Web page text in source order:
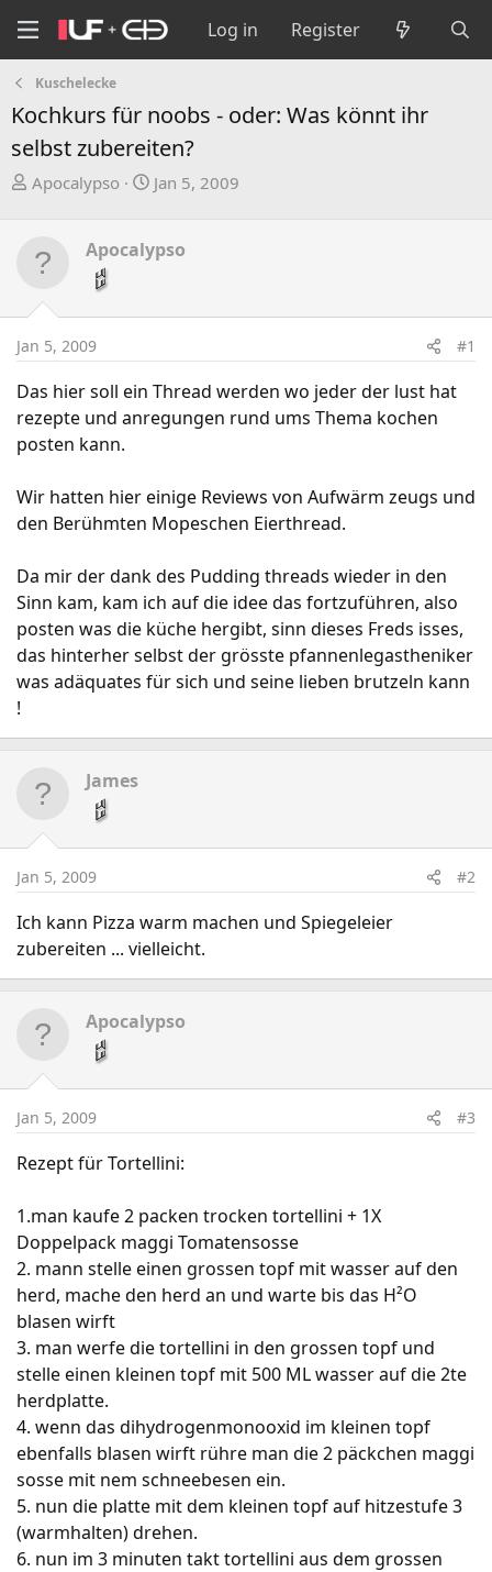
Log in Register
Kuschelecke
Kochkurs für noobs - oder: Was könnt ihr
selbst zubereiten?
T
e
d
t
r
t
e
Apocalypso
S
r
Jan 5, 2009
Apocalypso
Jan 5, 2009 #1
Das hier soll ein Thread werden wo jeder der lust hat
rezepte und anregungen rund ums Thema kochen
posten kann.
Wir hatten hier einige Reviews von Aufwärm zeugs und
den Berühmten Mopeschen Eierthread.
Da mir der dank des Pudding threads wieder in den
Sinn kam, kam ich auf die idee das fortzuführen, also
posten was die küche hergibt, sinn dieses Freds isses,
das hinterher selbst der grösste pfannenlegastheniker
was adäquates für sich und seine lieben brutzeln kann
!
James
Jan 5, 2009 #2
Ich kann Pizza warm machen und Spiegeleier
zubereiten ... vielleicht.
Apocalypso
Jan 5, 2009 #3
Rezept für Tortellini:
1.man kaufe 2 packen trocken tortellini + 1X
Doppelpack maggi Tomatensosse
2. mann stelle einen grossen topf mit wasser auf den
herd, mache den herd an und warte bis das H²O
blasen wirft
3. man werfe die tortellini in den grossen topf und
stelle einen kleinen topf mit 500 ML wasser auf die 2te
herdplatte.
4. wenn das dihydrogenmonooxid im kleinen topf
ebenfalls blasen wirft rühre man die 2 päckchen maggi
sosse mit nem schneebesen ein.
5. nun die platte mit dem kleinen topf auf hitzestufe 3
(warmhalten) drehen.
6. nun im 3 minuten takt tortellini aus dem grossen